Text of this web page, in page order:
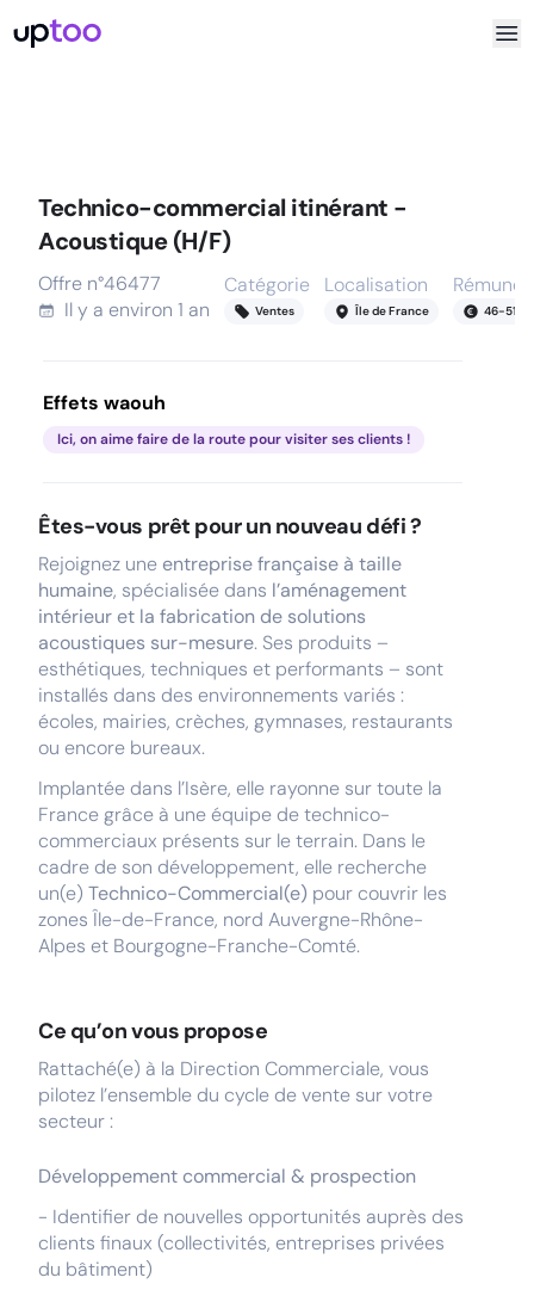
Technico-commercial itinérant -
Acoustique (H/F)
Offre n°46477
Il y a environ 1 an
Catégorie
Ventes
Localisation
Île de France 46-51
Effets waouh
Ici, on aime faire de la route pour visiter ses clients !
Êtes-vous prêt pour un nouveau défi ?
Rejoignez une entreprise française à taille
humaine, spécialisée dans l’aménagement
intérieur et la fabrication de solutions
acoustiques sur-mesure. Ses produits –
esthétiques, techniques et performants – sont
installés dans des environnements variés :
écoles, mairies, crèches, gymnases, restaurants
ou encore bureaux.
Implantée dans l’Isère, elle rayonne sur toute la
France grâce à une équipe de technico-
commerciaux présents sur le terrain. Dans le
cadre de son développement, elle recherche
un(e) Technico-Commercial(e) pour couvrir les
zones Île-de-France, nord Auvergne-Rhône-
Alpes et Bourgogne-Franche-Comté.
Ce qu’on vous propose
Rattaché(e) à la Direction Commerciale, vous
pilotez l’ensemble du cycle de vente sur votre
secteur :
Développement commercial & prospection
- Identifier de nouvelles opportunités auprès des
clients finaux (collectivités, entreprises privées
du bâtiment)